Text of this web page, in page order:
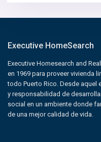
Executive HomeSearch
Executive Homesearch and
en 1969 para proveer vivienda
todo Puerto Rico. Desde
y responsabilidad de
social en un ambiente donde
de una mejor calidad de vida.